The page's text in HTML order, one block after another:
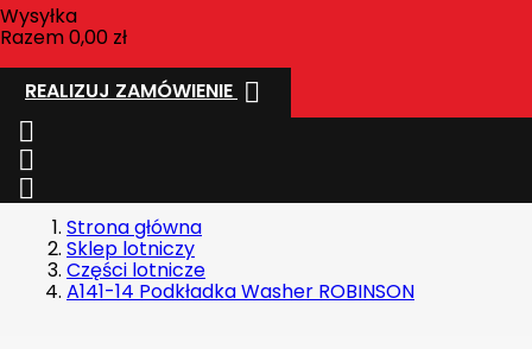
Wysyłka
Razem0,00 zł
REALIZUJ ZAMÓWIENIE 



Strona główna
Sklep lotniczy
Części lotnicze
A141-14 Podkładka Washer ROBINSON